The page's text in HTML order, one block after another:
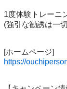
1度体験トレーニ
(強引な勧誘は一
https://